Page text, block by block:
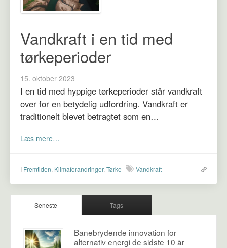
Vandkraft i en tid med
tørkeperioder
15. oktober 2023
I en tid med hyppige tørkeperioder står vandkraft
over for en betydelig udfordring. Vandkraft er
traditionelt blevet betragtet som en…
Læs mere…
I Fremtiden, Klimaforandringer, Tørke Vandkraft
Seneste Tags
Banebrydende innovation for
alternativ energi de sidste 10 år